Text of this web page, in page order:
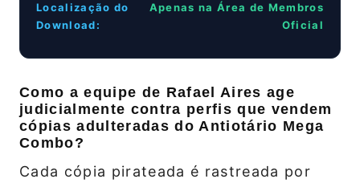
Localização do
Download:
Apenas na Área de Membros
Oficial
Como a equipe de Rafael Aires age
judicialmente contra perfis que vendem
cópias adulteradas do Antiotário Mega
Combo?
Cada cópia pirateada é rastreada por